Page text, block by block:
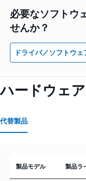
必要なソフトウ
せんか？
ドライバ／ソフトウ
ハードウェ
代替製品
製品モデル 製品ラ